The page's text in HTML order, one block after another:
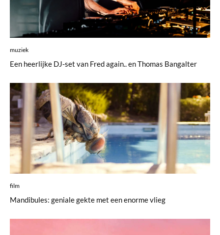
muziek
Een heerlijke DJ-set van Fred again.. en Thomas Bangalter
film
Mandibules: geniale gekte met een enorme vlieg